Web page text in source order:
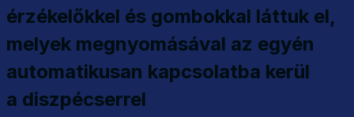
érzékelőkkel és gombokkal láttuk el,
melyek megnyomásával az egyén
automatikusan kapcsolatba kerül
a diszpécserrel